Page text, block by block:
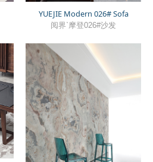
YUEJIE Modern 026# Sofa
阅界`摩登026#沙发